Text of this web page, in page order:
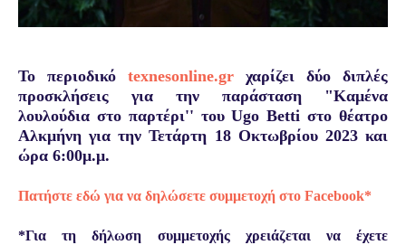
Το περιοδικό texnesonline.gr χαρίζει δύο διπλές
προσκλήσεις για την παράσταση "Καμένα
λουλούδια στο παρτέρι'' του Ugo Betti στο θέατρο
Αλκμήνη για την Τετάρτη 18 Οκτωβρίου 2023 και
ώρα 6:00μ.μ.
Πατήστε εδώ για να δηλώσετε συμμετοχή στο Facebook*
*Για τη δήλωση συμμετοχής χρειάζεται να έχετε